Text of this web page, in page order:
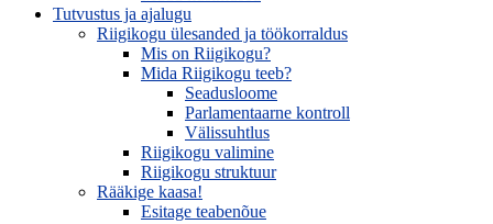
Tutvustus ja ajalugu
Riigikogu ülesanded ja töökorraldus
Mis on Riigikogu?
Mida Riigikogu teeb?
Seadusloome
Parlamentaarne kontroll
Välissuhtlus
Riigikogu valimine
Riigikogu struktuur
Rääkige kaasa!
Esitage teabenõue